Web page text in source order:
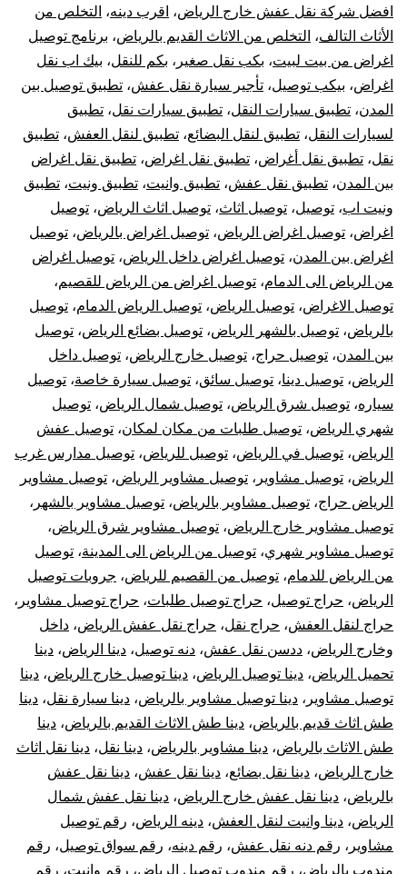
و
خارج
الرياض
افضل شركة نقل عفش خارج الرياض، اقرب دينه، التخلص من
الأثاث التالف، التخلص من الاثاث القديم بالرياض، برنامج توصيل
اغراض من بيت لبيت، بكب نقل صغير ، بكم للنقل، بيك اب نقل
اغراض، بيكب توصيل، تأجير سيارة نقل عفش، تطبيق توصيل بين
المدن، تطبيق سيارات النقل، تطبيق سيارات نقل، تطبيق
لسيارات النقل، تطبيق لنقل البضائع، تطبيق لنقل العفش، تطبيق
نقل، تطبيق نقل أغراض، تطبيق نقل اغراض، تطبيق نقل اغراض
بين المدن، تطبيق نقل عفش، تطبيق وانيت، تطبيق ونيت، تطبيق
ونيت اب، توصيل، توصيل اثاث، توصيل اثاث الرياض، توصيل
اغراض، توصيل اغراض الرياض، توصيل اغراض بالرياض، توصيل
اغراض بين المدن، توصيل اغراض داخل الرياض، توصيل اغراض
من الرياض الى الدمام، توصيل اغراض من الرياض للقصيم،
توصيل الاغراض، توصيل الرياض، توصيل الرياض الدمام، توصيل
بالرياض، توصيل بالشهر الرياض، توصيل بضائع الرياض، توصيل
بين المدن، توصيل حراج، توصيل خارج الرياض، توصيل داخل
الرياض، توصيل دينا، توصيل سائق، توصيل سيارة خاصة، توصيل
سياره، توصيل شرق الرياض، توصيل شمال الرياض، توصيل
شهري الرياض، توصيل طلبات من مكان لمكان، توصيل عفش
الرياض، توصيل في الرياض، توصيل للرياض، توصيل مدارس غرب
الرياض، توصيل مشاوير ، توصيل مشاوير الرياض، توصيل مشاوير
الرياض حراج، توصيل مشاوير بالرياض، توصيل مشاوير بالشهر ،
توصيل مشاوير خارج الرياض، توصيل مشاوير شرق الرياض،
توصيل مشاوير شهري، توصيل من الرياض الى المدينة، توصيل
من الرياض للدمام، توصيل من القصيم للرياض، جروبات توصيل
الرياض، حراج توصيل، حراج توصيل طلبات، حراج توصيل مشاوير ،
حراج لنقل العفش، حراج نقل، حراج نقل عفش الرياض، داخل
وخارج الرياض، ددسن نقل عفش، دنه توصيل، دينا الرياض، دينا
تحميل الرياض، دينا توصيل الرياض، دينا توصيل خارج الرياض، دينا
توصيل مشاوير ، دينا توصيل مشاوير بالرياض، دينا سيارة نقل، دينا
طش اثاث قديم بالرياض، دينا طش الاثاث القديم بالرياض، دينا
طش الاثاث بالرياض، دينا مشاوير بالرياض، دينا نقل، دينا نقل اثاث
خارج الرياض، دينا نقل بضائع، دينا نقل عفش، دينا نقل عفش
بالرياض، دينا نقل عفش خارج الرياض، دينا نقل عفش شمال
الرياض، دينا وانيت لنقل العفش، دينه الرياض، رقم توصيل
مشاوير ، رقم دنه نقل عفش، رقم دينه، رقم سواق توصيل، رقم
مندوب بالرياض، رقم مندوب توصيل الرياض، رقم وانيت، رقم